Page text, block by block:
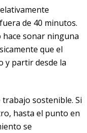
de 40 minutos.
hace sonar ninguna
que el
y partir desde la
trabajo sostenible. Si
hasta el punto en
se